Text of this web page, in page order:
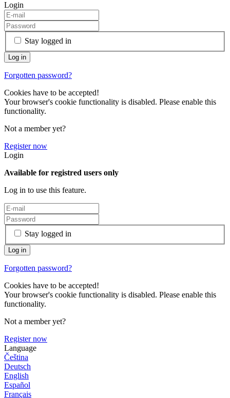
Login
Stay logged in
Forgotten password?
Cookies have to be accepted!
Your browser's cookie functionality is disabled. Please enable this
functionality.
Not a member yet?
Register now
Login
Available for registred users only
Log in to use this feature.
Stay logged in
Forgotten password?
Cookies have to be accepted!
Your browser's cookie functionality is disabled. Please enable this
functionality.
Not a member yet?
Register now
Language
Čeština
Deutsch
English
Español
Français